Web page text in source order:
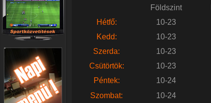
Földszint
Hétfő:
10-23
Kedd:
10-23
Szerda:
10-23
Csütörtök:
10-23
Péntek:
10-24
Szombat:
10-24